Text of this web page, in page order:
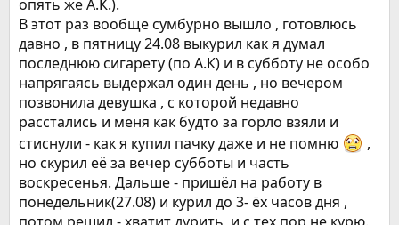
опять же А.К.).
В этот раз вообще сумбурно вышло , готовлюсь
давно , в пятницу 24.08 выкурил как я думал
последнюю сигарету (по А.К) и в субботу не особо
напрягаясь выдержал один день , но вечером
позвонила девушка , с которой недавно
расстались и меня как будто за горло взяли и
стиснули - как я купил пачку даже и не помню
,
но скурил её за вечер субботы и часть
воскресенья. Дальше - пришёл на работу в
понедельник(27.08) и курил до 3- ёх часов дня ,